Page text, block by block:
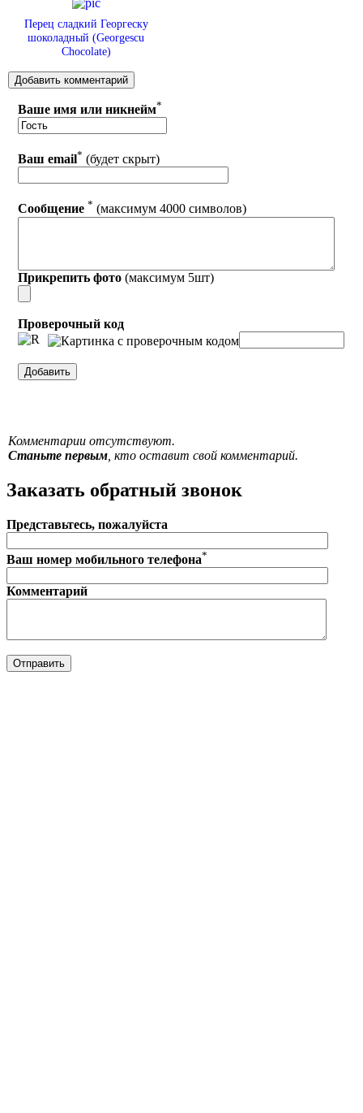
Перец сладкий Георгеску
шоколадный (Georgescu
Chocolate)
Ваше имя или никнейм*
Ваш email* (будет скрыт)
Сообщение * (максимум 4000 символов)
Прикрепить фото (максимум 5шт)
Проверочный код
Комментарии отсутствуют.
Станьте первым, кто оставит свой комментарий.
Заказать обратный звонок
Представьтесь, пожалуйста
Ваш номер мобильного телефона*
Комментарий